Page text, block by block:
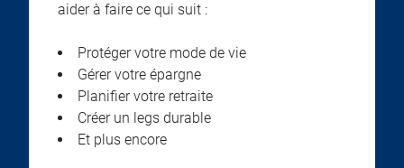
aider à faire ce qui suit :
Protéger votre mode de vie
Gérer votre épargne
Planifier votre retraite
Créer un legs durable
Et plus encore